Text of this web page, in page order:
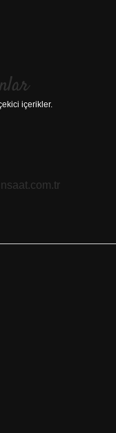
içerikler.